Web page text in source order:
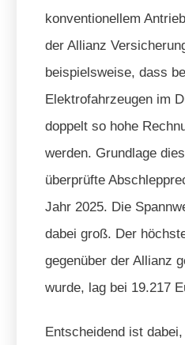
konventionellem
der Allianz
beispielsweise, dass
Elektrofahrzeugen im
doppelt so hohe
werden. Grundlage
überprüfte
Jahr 2025. Die
dabei groß. Der
gegenüber der Allianz
wurde, lag bei 19.217
Entscheidend ist